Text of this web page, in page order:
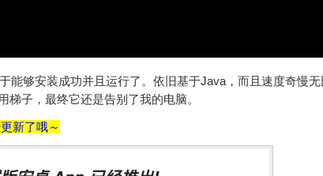
够安装成功并且运行了。依旧基于Java，而且速度奇慢
子，最终它还是告别了我的电脑。
新了哦～